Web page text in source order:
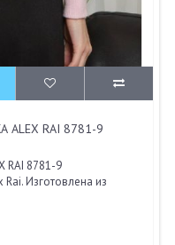
RAI 8781-9
RAI 8781-9
Изготовлена из